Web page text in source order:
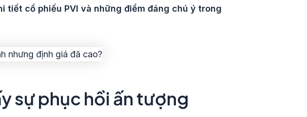
tiết cổ phiếu PVI và những điểm đáng chú ý trong
sự phục hồi ấn tượng